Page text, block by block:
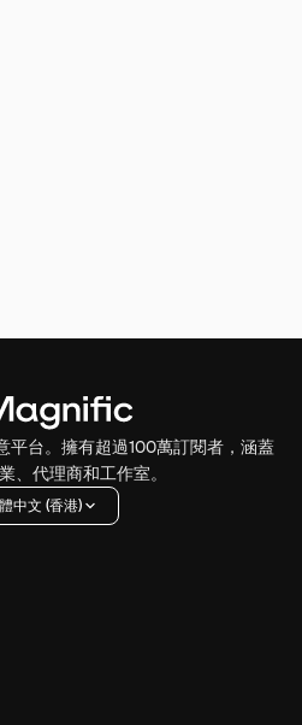
平台。擁有超過100萬訂閱者，涵蓋
、代理商和工作室。
中文 (香港)